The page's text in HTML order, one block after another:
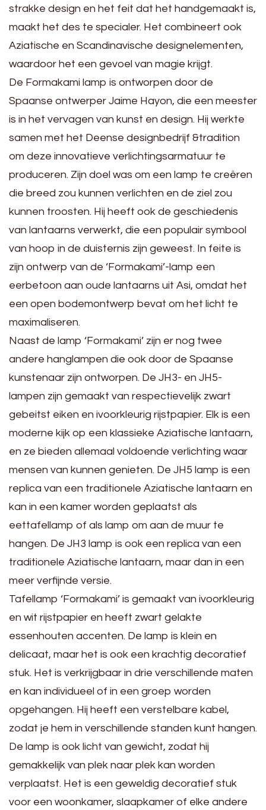
strakke design en het feit dat het handgemaakt is,
maakt het des te specialer. Het combineert ook
Aziatische en Scandinavische designelementen,
waardoor het een gevoel van magie krijgt.
De Formakami lamp is ontworpen door de
Spaanse ontwerper Jaime Hayon, die een meester
is in het vervagen van kunst en design. Hij werkte
samen met het Deense designbedrijf &tradition
om deze innovatieve verlichtingsarmatuur te
produceren. Zijn doel was om een lamp te creëren
die breed zou kunnen verlichten en de ziel zou
kunnen troosten. Hij heeft ook de geschiedenis
van lantaarns verwerkt, die een populair symbool
van hoop in de duisternis zijn geweest. In feite is
zijn ontwerp van de ‘Formakami’-lamp een
eerbetoon aan oude lantaarns uit Asi, omdat het
een open bodemontwerp bevat om het licht te
maximaliseren.
Naast de lamp ‘Formakami’ zijn er nog twee
andere hanglampen die ook door de Spaanse
kunstenaar zijn ontworpen. De JH3- en JH5-
lampen zijn gemaakt van respectievelijk zwart
gebeitst eiken en ivoorkleurig rijstpapier. Elk is een
moderne kijk op een klassieke Aziatische lantaarn,
en ze bieden allemaal voldoende verlichting waar
mensen van kunnen genieten. De JH5 lamp is een
replica van een traditionele Aziatische lantaarn en
kan in een kamer worden geplaatst als
eettafellamp of als lamp om aan de muur te
hangen. De JH3 lamp is ook een replica van een
traditionele Aziatische lantaarn, maar dan in een
meer verfijnde versie.
Tafellamp ‘Formakami’ is gemaakt van ivoorkleurig
en wit rijstpapier en heeft zwart gelakte
essenhouten accenten. De lamp is klein en
delicaat, maar het is ook een krachtig decoratief
stuk. Het is verkrijgbaar in drie verschillende maten
en kan individueel of in een groep worden
opgehangen. Hij heeft een verstelbare kabel,
zodat je hem in verschillende standen kunt hangen.
De lamp is ook licht van gewicht, zodat hij
gemakkelijk van plek naar plek kan worden
verplaatst. Het is een geweldig decoratief stuk
voor een woonkamer, slaapkamer of elke andere